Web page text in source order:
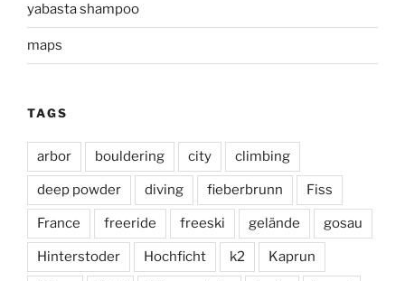
yabasta shampoo
maps
TAGS
arbor bouldering city climbing
deep powder diving fieberbrunn Fiss
France freeride freeski gelände gosau
Hinterstoder Hochficht k2 Kaprun